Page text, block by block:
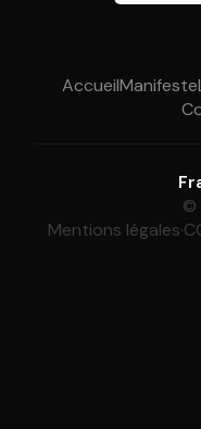
AccueilManifeste
©
Mentions légales·